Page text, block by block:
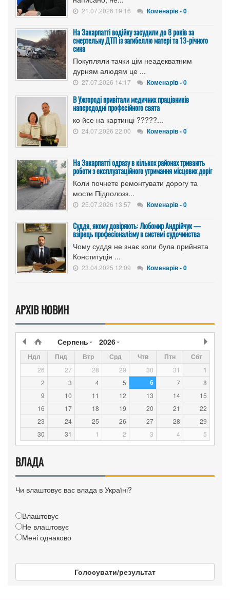
21.07.2026 19:16 Коменарів - 0
На Закарпатті водійку засудили до 8 років за
смертельну ДТП із загибеллю матері та 13-річного
сина
Покупляли тачки цім неадекватним
дурням алюдям це ...
27.07.2026 14:17 Коменарів - 0
В Ужгороді привітали медичних працівників
напередодні професійного свята
ко йсе на картинці ?????...
24.07.2026 22:00 Коменарів - 0
На Закарпатті одразу в кількох районах тривають
роботи з експлуатаційного утримання місцевих доріг
Коли почнете ремонтувати дорогу та
мости Підполозз...
25.07.2026 13:57 Коменарів - 0
Суддя, якому довіряють: Любомир Андрійчук —
взірець професіоналізму в системі судочинства
Чому суддя не знає коли була прийнята
Конституція ...
23.04.2025 12:09 Коменарів - 0
АРХІВ НОВИН
Серпень 2026
Ндл Пнд Втр Срд Чтв Птн Сбт
26 27 28 29 30 31
1
2
3 4 5 6 7
8
9
10 11 12 13 14
15
16
17 18 19 20 21
22
23
24 25 26 27 28
29
30
31 1 2 3 4 5
ВЛАДА
Чи влаштовує вас влада в Україні?
Влаштовує
Не влаштовує
Мені однаково
Голосувати/результат